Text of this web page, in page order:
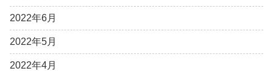
2022年6月
2022年5月
2022年4月